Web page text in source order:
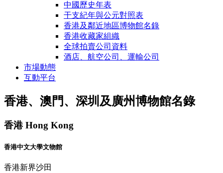
中國歷史年表
干支紀年與公元對照表
香港及鄰近地區博物館名錄
香港收藏家組織
全球拍賣公司資料
酒店、航空公司、運輸公司
市場動態
互動平台
香港、澳門、深圳及廣州博物館名錄
香港 Hong Kong
香港中文大學文物館
香港新界沙田